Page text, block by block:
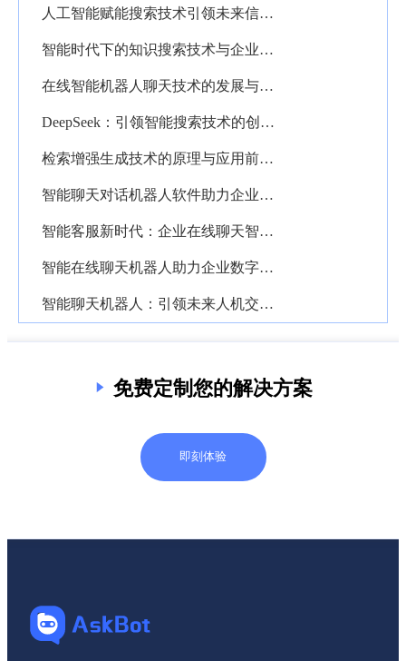
人工智能赋能搜索技术引领未来信息检索革命
智能时代下的知识搜索技术与企业应用洞察
在线智能机器人聊天技术的发展与企业应用前景分析
DeepSeek：引领智能搜索技术的创新突破与应用前景
检索增强生成技术的原理与应用前景解析
智能聊天对话机器人软件助力企业数字化转型的创新应用
智能客服新时代：企业在线聊天智能机器人的深度解析与应用价值
智能在线聊天机器人助力企业数字化转型的创新路径
智能聊天机器人：引领未来人机交互的创新力量
免费定制您的解决方案
即刻体验